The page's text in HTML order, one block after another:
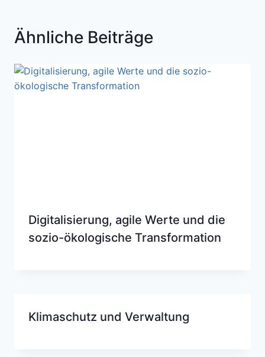
Ähnliche Beiträge
Digitalisierung, agile Werte und die
sozio-ökologische Transformation
Klimaschutz und Verwaltung